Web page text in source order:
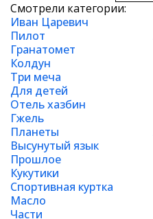
Смотрели категории:
Иван Царевич
Пилот
Гранатомет
Колдун
Три меча
Для детей
Отель хазбин
Гжель
Планеты
Высунутый язык
Прошлое
Кукутики
Спортивная куртка
Масло
Части